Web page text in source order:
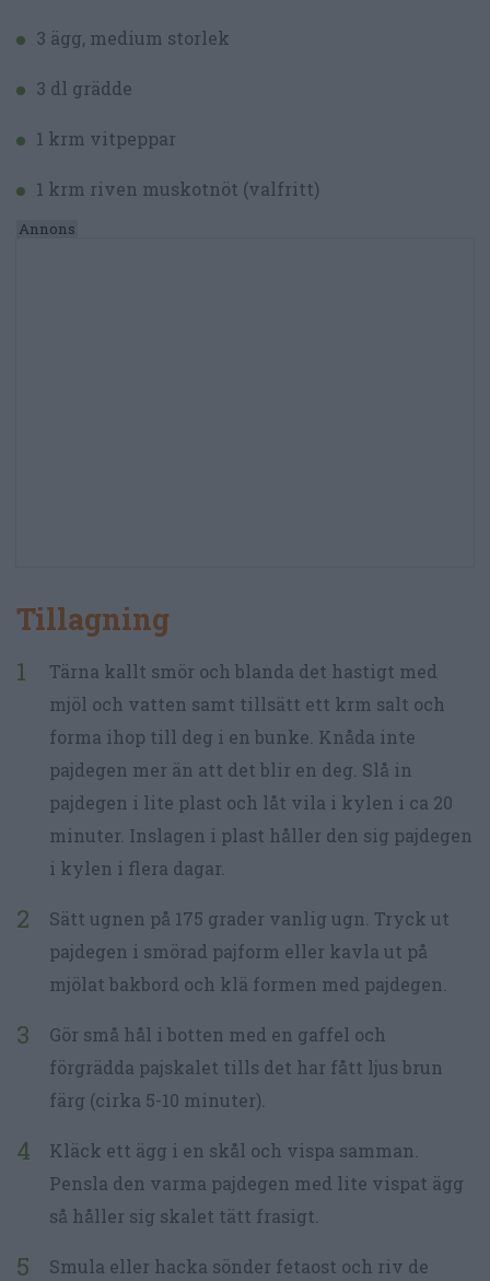
3 ägg, medium storlek
3 dl grädde
1 krm vitpeppar
1 krm riven muskotnöt (valfritt)
Tillagning
Tärna kallt smör och blanda det hastigt med
mjöl och vatten samt tillsätt ett krm salt och
forma ihop till deg i en bunke. Knåda inte
pajdegen mer än att det blir en deg. Slå in
pajdegen i lite plast och låt vila i kylen i ca 20
minuter. Inslagen i plast håller den sig pajdegen
i kylen i flera dagar.
Sätt ugnen på 175 grader vanlig ugn. Tryck ut
pajdegen i smörad pajform eller kavla ut på
mjölat bakbord och klä formen med pajdegen.
Gör små hål i botten med en gaffel och
förgrädda pajskalet tills det har fått ljus brun
färg (cirka 5-10 minuter).
Kläck ett ägg i en skål och vispa samman.
Pensla den varma pajdegen med lite vispat ägg
så håller sig skalet tätt frasigt.
Smula eller hacka sönder fetaost och riv de